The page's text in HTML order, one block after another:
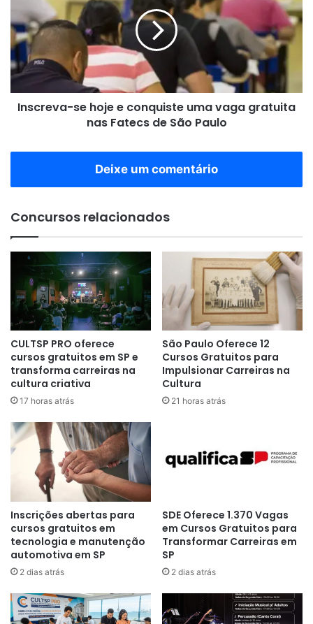
conquiste
uma
vaga
gratuita
nas
Fatecs
Paulo
Inscreva-se hoje e conquiste uma vaga gratuita
nas Fatecs de São Paulo
Deixe um comentário
Concursos relacionados
CULTSP PRO oferece
cursos gratuitos em SP e
transforma carreiras na
cultura criativa
17 horas atrás
São Paulo Oferece 12
Cursos Gratuitos para
Impulsionar Carreiras na
Cultura
21 horas atrás
Inscrições abertas para
cursos gratuitos em
tecnologia e manutenção
automotiva em SP
2 dias atrás
SDE Oferece 1.370 Vagas
em Cursos Gratuitos para
Transformar Carreiras em
SP
2 dias atrás